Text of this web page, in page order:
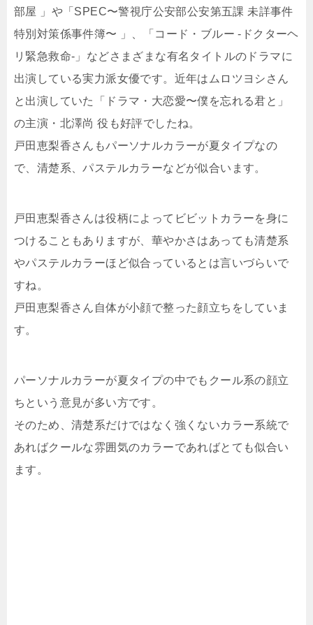
部屋 」や「SPEC〜警視庁公安部公安第五課 未詳事件
特別対策係事件簿〜 」、「コード・ブルー -ドクターヘ
リ緊急救命-」などさまざまな有名タイトルのドラマに
出演している実力派女優です。近年はムロツヨシさん
と出演していた「ドラマ・大恋愛〜僕を忘れる君と」
の主演・北澤尚 役も好評でしたね。
戸田恵梨香さんもパーソナルカラーが夏タイプなの
で、清楚系、パステルカラーなどが似合います。
戸田恵梨香さんは役柄によってビビットカラーを身に
つけることもありますが、華やかさはあっても清楚系
やパステルカラーほど似合っているとは言いづらいで
すね。
戸田恵梨香さん自体が小顔で整った顔立ちをしていま
す。
パーソナルカラーが夏タイプの中でもクール系の顔立
ちという意見が多い方です。
そのため、清楚系だけではなく強くないカラー系統で
あればクールな雰囲気のカラーであればとても似合い
ます。